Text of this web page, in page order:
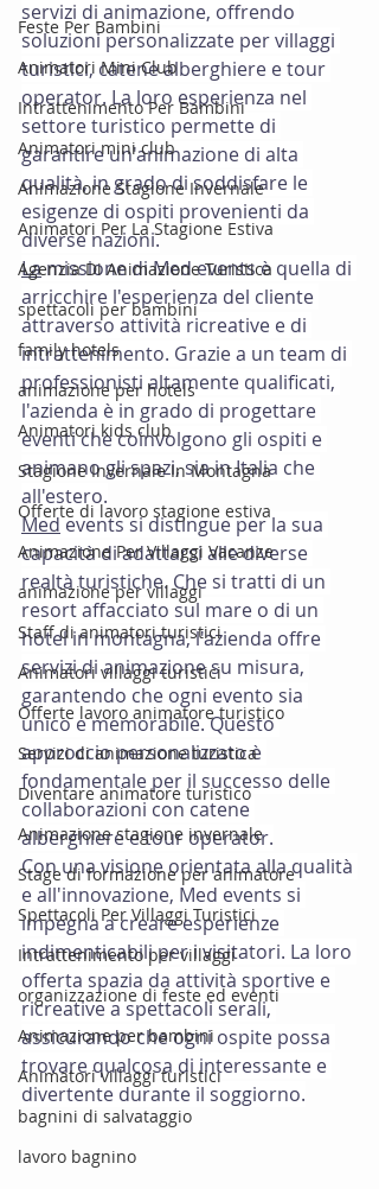
Feste Per Bambini
Animatori Mini Club
Intrattenimento Per Bambini
Animatori mini club
Animazione Stagione Invernale
Animatori Per La Stagione Estiva
Agenzia Di Animazione Turistica
spettacoli per bambini
family hotels
animazione per hotels
Animatori kids club
Stagione Invernale In Montagna
Offerte di lavoro stagione estiva
Animazione Per Villaggi Vacanze
animazione per villaggi
Staff di animatori turistici
Animatori villaggi turistici
Offerte lavoro animatore turistico
Servizi di animazione turistica
Diventare animatore turistico
Animazione stagione invernale
Stage di formazione per animatore
Spettacoli Per Villaggi Turistici
Intrattenimento per villaggi
organizzazione di feste ed eventi
Animazione per bambini
Animatori villaggi turistici
bagnini di salvataggio
lavoro bagnino
servizi di animazione, offrendo
soluzioni personalizzate per villaggi
turistici, catene alberghiere e tour
operator. La loro esperienza nel
settore turistico permette di
garantire un'animazione di alta
qualità, in grado di soddisfare le
esigenze di ospiti provenienti da
diverse nazioni.
La missione di Med events è quella di
arricchire l'esperienza del cliente
attraverso attività ricreative e di
intrattenimento. Grazie a un team di
professionisti altamente qualificati,
l'azienda è in grado di progettare
eventi che coinvolgono gli ospiti e
animano gli spazi, sia in Italia che
all'estero.
Med events si distingue per la sua
capacità di adattarsi alle diverse
realtà turistiche. Che si tratti di un
resort affacciato sul mare o di un
hotel in montagna, l'azienda offre
servizi di animazione su misura,
garantendo che ogni evento sia
unico e memorabile. Questo
approccio personalizzato è
fondamentale per il successo delle
collaborazioni con catene
alberghiere e tour operator.
Con una visione orientata alla qualità
e all'innovazione, Med events si
impegna a creare esperienze
indimenticabili per i visitatori. La loro
offerta spazia da attività sportive e
ricreative a spettacoli serali,
assicurando che ogni ospite possa
trovare qualcosa di interessante e
divertente durante il soggiorno.